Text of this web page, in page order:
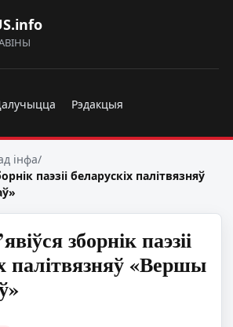
Рэдакцыя
інфа/
паэзіі беларускіх палітвязняў
зборнік паэзіі
палітвязняў «Вершы